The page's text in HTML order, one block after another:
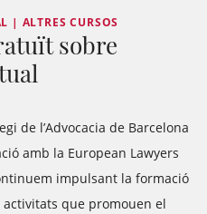
| ALTRES CURSOS
sobre
de l’Advocacia de Barcelona
amb la European Lawyers
impulsant la formació
que promouen el